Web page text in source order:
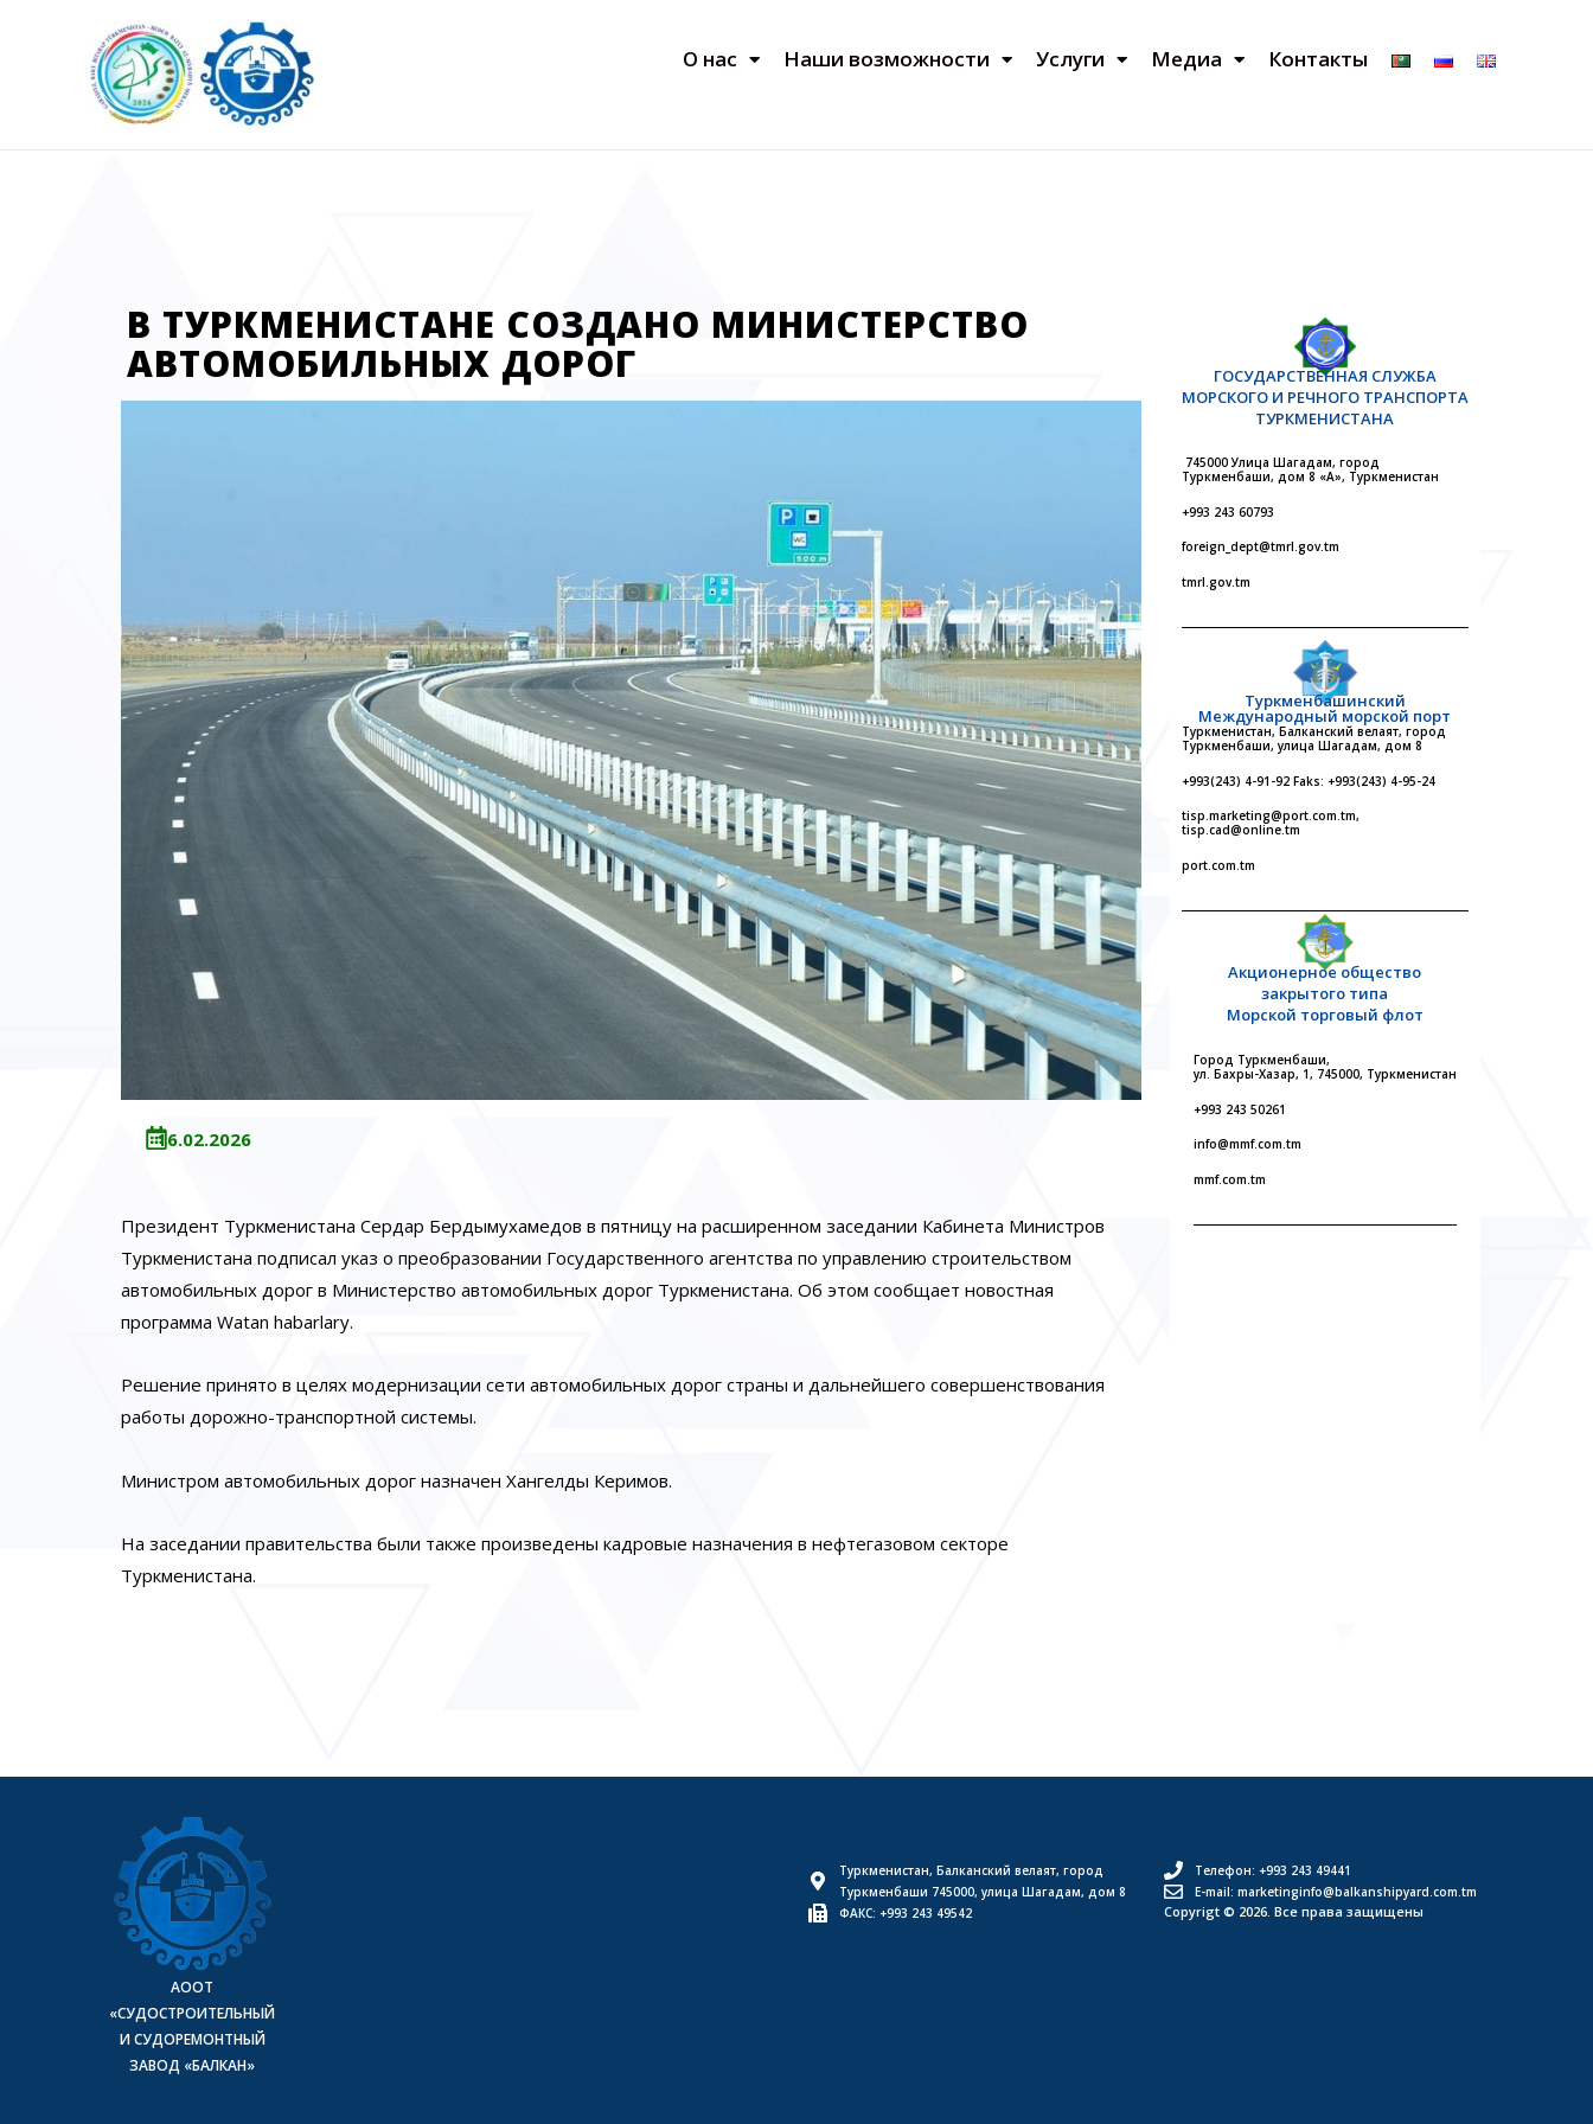
О нас Наши возможности Услуги Медиа Контакты
В ТУРКМЕНИСТАНЕ СОЗДАНО МИНИСТЕРСТВО
АВТОМОБИЛЬНЫХ ДОРОГ
16.02.2026
Президент Туркменистана Сердар Бердымухамедов в пятницу на расширенном заседании Кабинета Министров
Туркменистана подписал указ о преобразовании Государственного агентства по управлению строительством
автомобильных дорог в Министерство автомобильных дорог Туркменистана. Об этом сообщает новостная
программа Watan habarlary.
Решение принято в целях модернизации сети автомобильных дорог страны и дальнейшего совершенствования
работы дорожно-транспортной системы.
Министром автомобильных дорог назначен Хангелды Керимов.
На заседании правительства были также произведены кадровые назначения в нефтегазовом секторе
Туркменистана.
ГОСУДАРСТВЕННАЯ СЛУЖБА
МОРСКОГО И РЕЧНОГО ТРАНСПОРТА
ТУРКМЕНИСТАНА
745000 Улица Шагадам, город
Туркменбаши, дом 8 «А», Туркменистан
+993 243 60793
foreign_dept@tmrl.gov.tm
tmrl.gov.tm
Туркменбашинский
Международный морской порт
Туркменистан, Балканский велаят, город
Туркменбаши, улица Шагадам, дом 8
+993(243) 4-91-92 Faks: +993(243) 4-95-24
tisp.marketing@port.com.tm,
tisp.cad@online.tm
port.com.tm
Акционерное общество
закрытого типа
Морской торговый флот
Город Туркменбаши,
ул. Бахры-Хазар, 1, 745000, Туркменистан
+993 243 50261
info@mmf.com.tm
mmf.com.tm
АООТ
«СУДОСТРОИТЕЛЬНЫЙ
И СУДОРЕМОНТНЫЙ
ЗАВОД «БАЛКАН»
Туркменистан, Балканский велаят, город
Туркменбаши 745000, улица Шагадам, дом 8
ФАКС: +993 243 49542
Телефон: +993 243 49441
E-mail: marketinginfo@balkanshipyard.com.tm
Copyrigt © 2026. Все права защищены